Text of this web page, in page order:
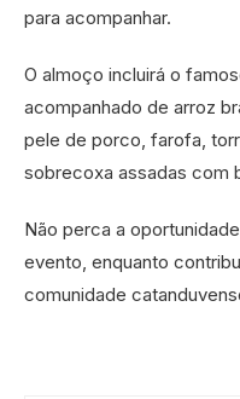
para acompanhar.
O almoço incluirá o
acompanhado de arroz
pele de porco, farofa,
sobrecoxa assadas com
Não perca a
evento, enquanto
comunidade